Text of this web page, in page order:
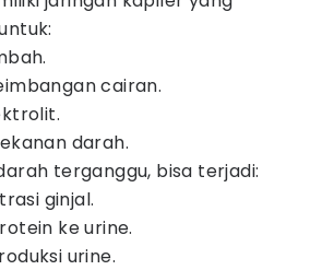
cairan.
darah.
terganggu, bisa terjadi:
ginjal.
ke urine.
urine.